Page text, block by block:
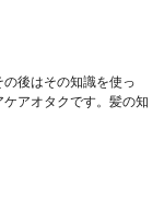
後はその知識を使っ
アオタクです。髪の知